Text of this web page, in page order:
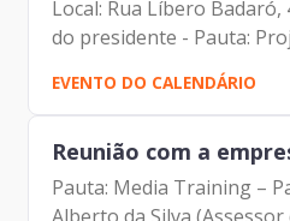
Local: Rua Líbero Badaró,
do presidente - Pauta:
Conhecimento -
Ruas Junior (Diretor de
EVENTO DO CALENDÁRIO
Reunião com a
Pauta: Media Training –